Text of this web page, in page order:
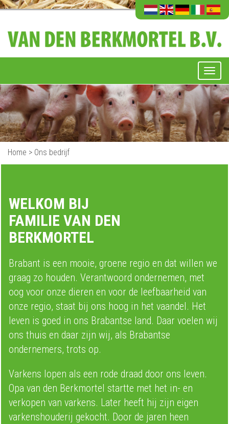
Home > Ons bedrijf
WELKOM BIJ
FAMILIE VAN DEN
BERKMORTEL
Brabant is een mooie, groene regio en dat willen we
graag zo houden. Verantwoord ondernemen, met
oog voor onze dieren en voor de leefbaarheid van
onze regio, staat bij ons hoog in het vaandel. Het
leven is goed in ons Brabantse land. Daar voelen wij
ons thuis en daar zijn wij, als Brabantse
ondernemers, trots op.
Varkens lopen als een rode draad door ons leven.
Opa van den Berkmortel startte met het in- en
verkopen van varkens. Later heeft hij zijn eigen
varkenshouderij gekocht. Door de jaren heen